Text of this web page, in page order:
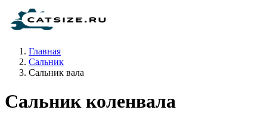
Главная
Сальник
Сальник вала
Сальник коленвала